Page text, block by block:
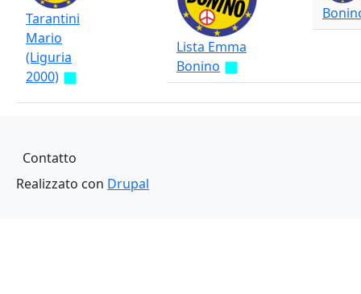
Tarantini
Mario
(Liguria
2000)
Lista Emma
Bonino
Piè di pagina
Contatto
Realizzato con Drupal